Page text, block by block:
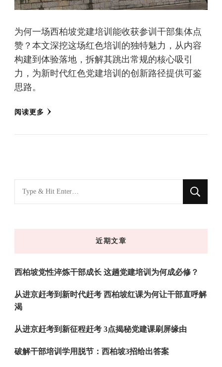
为何一场西柏坡党建培训能收获参训干部集体点
赞？本文深挖这场红色培训的独特魅力，从内容
构建到体验落地，拆解其跳出常规的核心吸引
力，为新时代红色党建培训的创新路径提供可鉴
思路。
阅读更多
找
什
近期文章
西柏坡党性淬炼干部成长 这趟党建培训为何成必修？
从进京赶考到新时代赶考 西柏坡红课为何让干部直呼解
渴
从进京赶考到新征程赶考 3点揭秘党建课刷屏缘由
破解干部培训学用脱节：西柏坡3招给出答案